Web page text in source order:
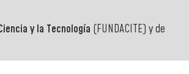
y la Tecnología (FUNDACITE) y de